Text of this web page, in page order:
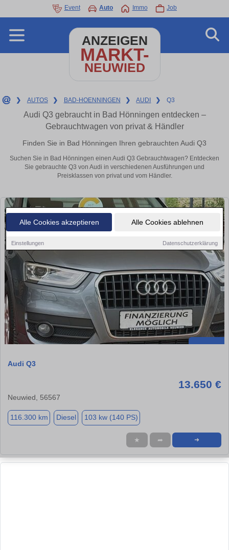
Alle Cookies akzeptieren Alle Cookies ablehnen
Einstellungen Datenschutzerklärung
Event Auto Immo Job
ANZEIGEN
MARKT-
NEUWIED
❯ AUTOS ❯ BAD-HOENNINGEN ❯ AUDI ❯ Q3
Audi Q3 gebraucht in Bad Hönningen entdecken –
Gebrauchtwagen von privat & Händler
Finden Sie in Bad Hönningen Ihren gebrauchten Audi Q3
Suchen Sie in Bad Hönningen einen Audi Q3 Gebrauchtwagen? Entdecken
Sie gebrauchte Q3 von Audi in verschiedenen Ausführungen und
Preisklassen von privat und vom Händler.
Audi Q3
13.650 €
Neuwied, 56567
116.300 km Diesel 103 kw (140 PS)
★ ➦ ➜